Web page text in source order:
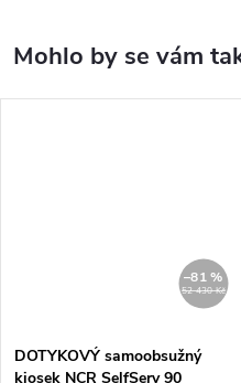
52 430 Kč
–81 %
DOTYKOVÝ samoobsužný
kiosek NCR SelfServ 90